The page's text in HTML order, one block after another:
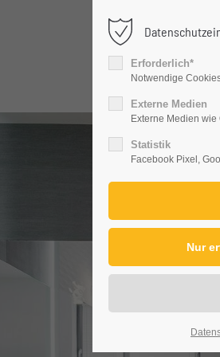
Support
Lorem ipsum dolor sit amet:
24h
We offer support for our
Erforderlich*
Notwendige
Externe Medien
Externe Medien
Statistik
Facebook Pixel,